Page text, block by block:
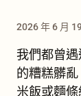
2026 年 6 月
我們都曾
的糟糕髒
米飯或麵